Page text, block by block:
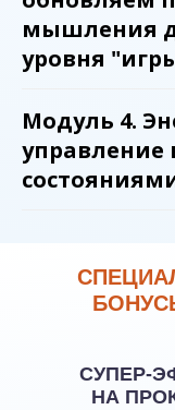
мышления
уровня
Модуль 4.
управление
СУПЕР-
НА